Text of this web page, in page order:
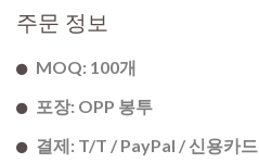
주문 정보
MOQ: 100개
포장: OPP 봉투
결제: T/T / PayPal / 신용카드